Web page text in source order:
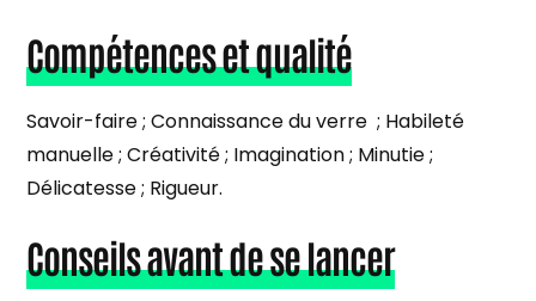
Compétences et qualité
Savoir-faire ; Connaissance du verre ; Habileté
manuelle ; Créativité ; Imagination ; Minutie ;
Délicatesse ; Rigueur.
Conseils avant de se lancer